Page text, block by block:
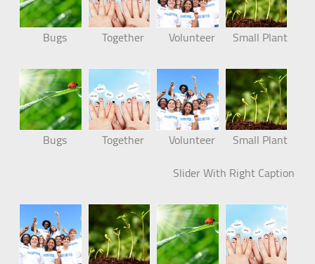
Small Plant
Volunteer
Together
Bugs
Small Plant
Volunteer
Together
Bugs
Slider With Right Caption